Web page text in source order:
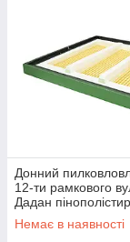
Донний
12-ти рамкового
Дадан
фарбований
Немає в наявності